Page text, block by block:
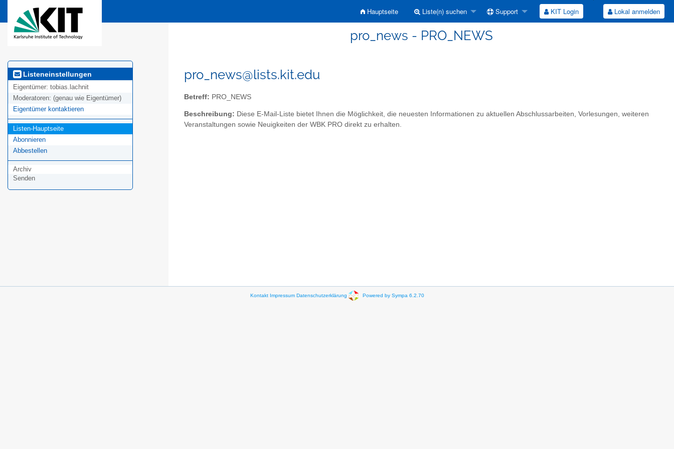
Hauptseite Liste(n) suchen Support KIT Login Lokal anmelden
pro_news - PRO_NEWS
Listeneinstellungen
Eigentümer: tobias.lachnit
Moderatoren: (genau wie Eigentümer)
Eigentümer kontaktieren
Listen-Hauptseite
Abonnieren
Abbestellen
Archiv
Senden
pro_news@lists.kit.edu
Betreff: PRO_NEWS
Beschreibung: Diese E-Mail-Liste bietet Ihnen die Möglichkeit, die neuesten Informationen zu aktuellen Abschlussarbeiten, Vorlesungen, weiteren
Veranstaltungen sowie Neuigkeiten der WBK PRO direkt zu erhalten.
Kontakt Impressum Datenschutzerklärung Powered by Sympa 6.2.70